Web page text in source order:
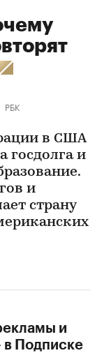
РБК
в США
госдолга и
и
страну
и
Подписке